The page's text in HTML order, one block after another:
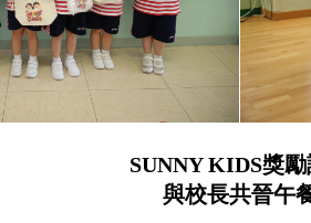
SUNNY KIDS獎
與校長共晉午